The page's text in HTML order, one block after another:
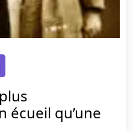
écueil qu’une